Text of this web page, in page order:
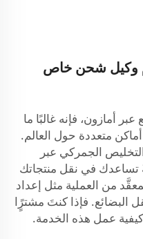
وكيل شحن خاص
أمازون، فإنه غالبًا ما
متعددة حول العالم.
الجمركي عبر
تساعدك في نقل منتجاتك
من العملية مثل إعداد
البضائع. فإذا كنتَ مشترًٍا
عمل هذه الخدمة.